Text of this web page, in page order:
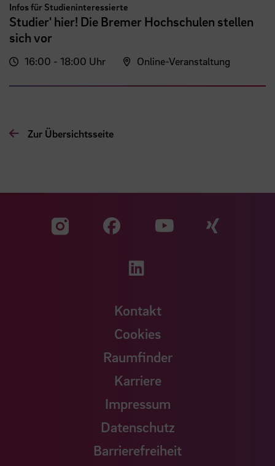
Infos für Studieninteressierte
Studier' hier! Die Bremer Hochschulen stellen
sich vor
16:00 - 18:00 Uhr Online-Veranstaltung
Zur Übersichtsseite
Zu unserer Facebook
Zu
Zu unserer
Kontakt
Cookies
Raumfinder
Karriere
Impressum
Datenschutz
Barrierefreiheit